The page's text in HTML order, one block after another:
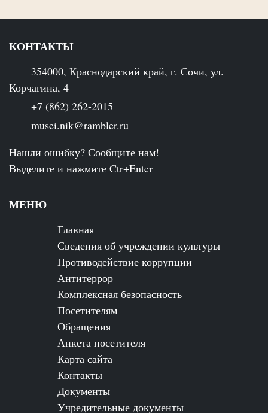
КОНТАКТЫ
354000, Краснодарский край, г. Сочи, ул.
Корчагина, 4
+7 (862) 262-2015
musei.nik@rambler.ru
Нашли ошибку? Сообщите нам!
Выделите и нажмите Ctr+Enter
МЕНЮ
Главная
Сведения об учреждении культуры
Противодействие коррупции
Антитеррор
Комплексная безопасность
Посетителям
Обращения
Анкета посетителя
Карта сайта
Контакты
Документы
Учредительные документы